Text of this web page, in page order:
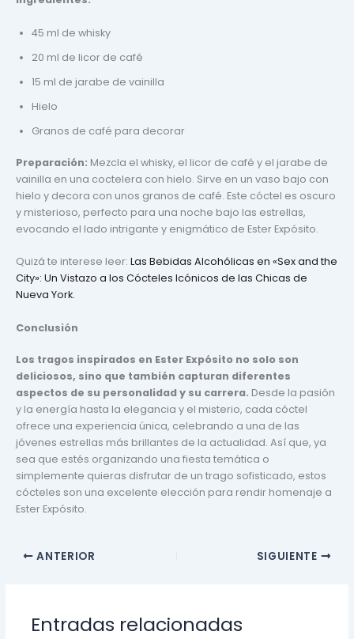
45 ml de whisky
20 ml de licor de café
15 ml de jarabe de vainilla
Hielo
Granos de café para decorar
Preparación: Mezcla el whisky, el licor de café y el jarabe de
vainilla en una coctelera con hielo. Sirve en un vaso bajo con
hielo y decora con unos granos de café. Este cóctel es oscuro
y misterioso, perfecto para una noche bajo las estrellas,
evocando el lado intrigante y enigmático de Ester Expósito.
Quizá te interese leer: Las Bebidas Alcohólicas en «Sex and the
City»: Un Vistazo a los Cócteles Icónicos de las Chicas de
Nueva York.
Conclusión
Los tragos inspirados en Ester Expósito no solo son
deliciosos, sino que también capturan diferentes
aspectos de su personalidad y su carrera. Desde la pasión
y la energía hasta la elegancia y el misterio, cada cóctel
ofrece una experiencia única, celebrando a una de las
jóvenes estrellas más brillantes de la actualidad. Así que, ya
sea que estés organizando una fiesta temática o
simplemente quieras disfrutar de un trago sofisticado, estos
cócteles son una excelente elección para rendir homenaje a
Ester Expósito.
ANTERIOR SIGUIENTE
Entradas relacionadas